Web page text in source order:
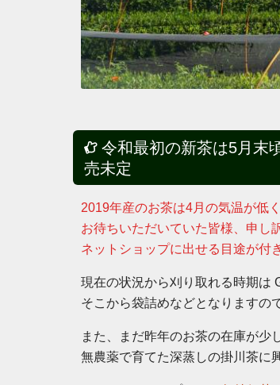
令和最初の新茶は5月末
売未定
2019年産のお茶は4月の気温が低
お待ちいただいていた皆様、申し
ネットショップに出せる目途が付
現在の状況から刈り取れる時期は
そこから袋詰めなどとなりますの
また、まだ昨年のお茶の在庫が少
無農薬で育てた深蒸しの掛川茶に